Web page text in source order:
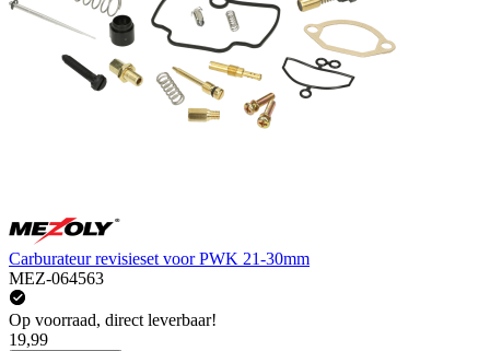
Carburateur revisieset voor PWK 21-30mm
MEZ-064563
Op voorraad, direct leverbaar!
19,99